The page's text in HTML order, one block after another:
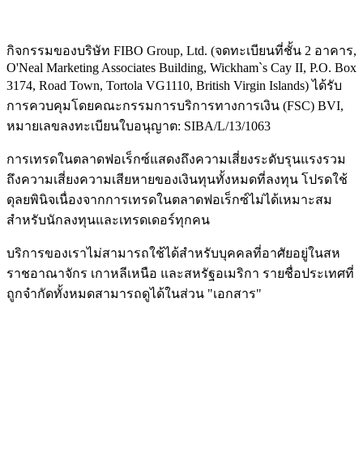
กิจกรรมของบริษัท FIBO Group, Ltd. (จดทะเบียนที่ชั้น 2 อาคาร,
O'Neal Marketing Associates Building, Wickham`s Cay II, P.O. Box
3174, Road Town, Tortola VG1110, British Virgin Islands) ได้รับ
การควบคุมโดยคณะกรรมการบริการทางการเงิน (FSC) BVI,
หมายเลขลงทะเบียนใบอนุญาต: SIBA/L/13/1063
การเทรดในตลาดฟอเร็กซ์แสดงถึงความเสี่ยงระดับรุนแรงรวม
ถึงความเสี่ยงความเสียหายของเงินทุนทั้งหมดที่ลงทุน โปรดใช้
ดุลยพินิจเนื่องจากการเทรดในตลาดฟอเร็กซ์ไม่ได้เหมาะสม
สำหรับนักลงทุนและเทรดเดอร์ทุกคน
บริการของเราไม่สามารถใช้ได้สำหรับบุคคลที่อาศัยอยู่ในสห
ราชอาณาจักร เกาหลีเหนือ และสหรัฐอเมริกา รายชื่อประเทศที่
ถูกจำกัดทั้งหมดสามารถดูได้ในส่วน "เอกสาร"